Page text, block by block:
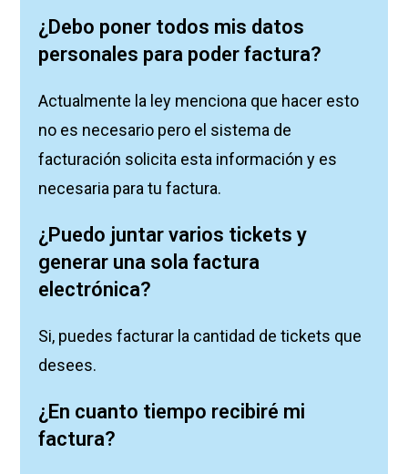
¿Debo poner todos mis datos
personales para poder factura?
Actualmente la ley menciona que hacer esto
no es necesario pero el sistema de
facturación solicita esta información y es
necesaria para tu factura.
¿Puedo juntar varios tickets y
generar una sola factura
electrónica?
Si, puedes facturar la cantidad de tickets que
desees.
¿En cuanto tiempo recibiré mi
factura?